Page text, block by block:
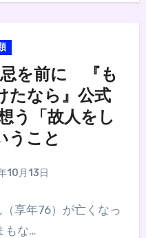
忌を前に 『も
たなら』公式
う「故人をし
うこと
10月13日
享年76）が亡くなっ
もな…